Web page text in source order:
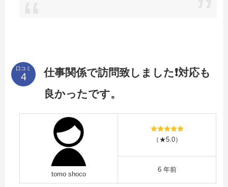
口コミ
仕事関係で訪問致しました❗対応も
良かったです。
tomo shoco
（★5.0）
6 年前